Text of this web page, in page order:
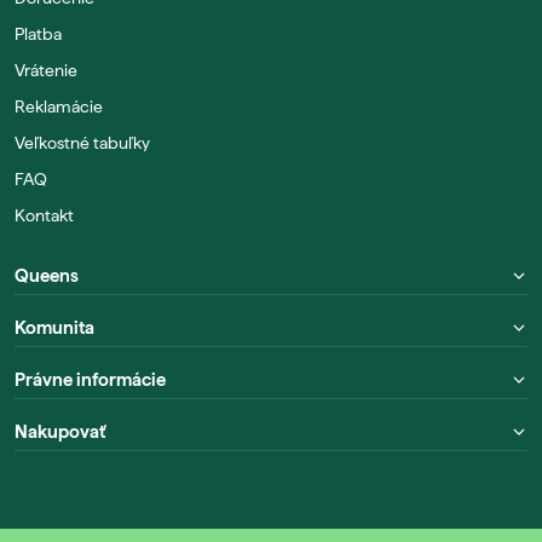
Platba
Vrátenie
Reklamácie
Veľkostné tabuľky
FAQ
Kontakt
Queens
Komunita
Právne informácie
Nakupovať